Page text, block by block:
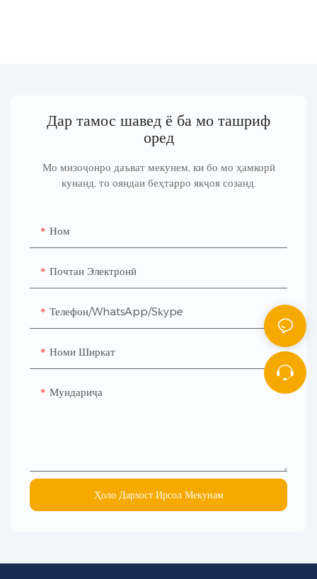
Дар тамос шавед ё ба мо ташриф
оред
Мо мизоҷонро даъват мекунем, ки бо мо ҳамкорӣ
кунанд, то ояндаи беҳтарро якҷоя созанд.
Ном
Почтаи Электронӣ
Телефон/WhatsApp/Skype
Номи Ширкат
Мундариҷа
Ҳоло Дархост Ирсол Мекунам